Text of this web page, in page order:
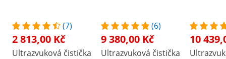
(7)
2 813,00 Kč
Ultrazvuková čistička
(6)
9 380,00 Kč
Ultrazvuková čistička
10